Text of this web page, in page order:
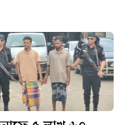
কর্মকর্তা (ওসি)
অভিযান, নিয়মিত
মহাসড়কে শৃঙ্খলা
ব্যক্তি,
আইন প্রয়োগের